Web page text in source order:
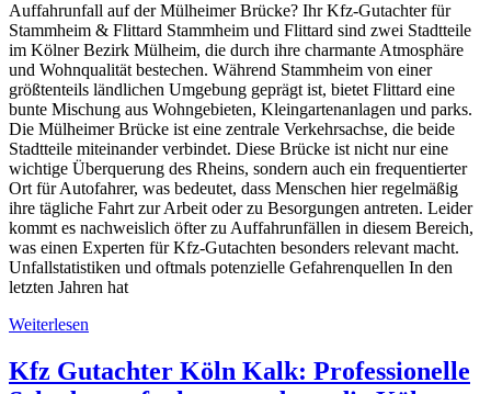
Auffahrunfall auf der Mülheimer Brücke? Ihr Kfz-Gutachter für
Stammheim & Flittard Stammheim und Flittard sind zwei Stadtteile
im Kölner Bezirk Mülheim, die durch ihre charmante Atmosphäre
und Wohnqualität bestechen. Während Stammheim von einer
größtenteils ländlichen Umgebung geprägt ist, bietet Flittard eine
bunte Mischung aus Wohngebieten, Kleingartenanlagen und parks.
Die Mülheimer Brücke ist eine zentrale Verkehrsachse, die beide
Stadtteile miteinander verbindet. Diese Brücke ist nicht nur eine
wichtige Überquerung des Rheins, sondern auch ein frequentierter
Ort für Autofahrer, was bedeutet, dass Menschen hier regelmäßig
ihre tägliche Fahrt zur Arbeit oder zu Besorgungen antreten. Leider
kommt es nachweislich öfter zu Auffahrunfällen in diesem Bereich,
was einen Experten für Kfz-Gutachten besonders relevant macht.
Unfallstatistiken und oftmals potenzielle Gefahrenquellen In den
letzten Jahren hat
Weiterlesen
Kfz Gutachter Köln Kalk: Professionelle